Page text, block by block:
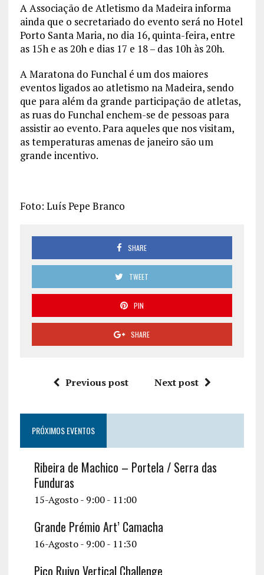
A Associação de Atletismo da Madeira informa
ainda que o secretariado do evento será no Hotel
Porto Santa Maria, no dia 16, quinta-feira, entre
as 15h e as 20h e dias 17 e 18 – das 10h às 20h.
A Maratona do Funchal é um dos maiores
eventos ligados ao atletismo na Madeira, sendo
que para além da grande participação de atletas,
as ruas do Funchal enchem-se de pessoas para
assistir ao evento. Para aqueles que nos visitam,
as temperaturas amenas de janeiro são um
grande incentivo.
Foto: Luís Pepe Branco
SHARE
TWEET
PIN
SHARE
Previous post Next post
PRÓXIMOS EVENTOS
Ribeira de Machico – Portela / Serra das
Funduras
15-Agosto - 9:00- 11:00
Grande Prémio Art’ Camacha
16-Agosto - 9:00- 11:30
Pico Ruivo Vertical Challenge